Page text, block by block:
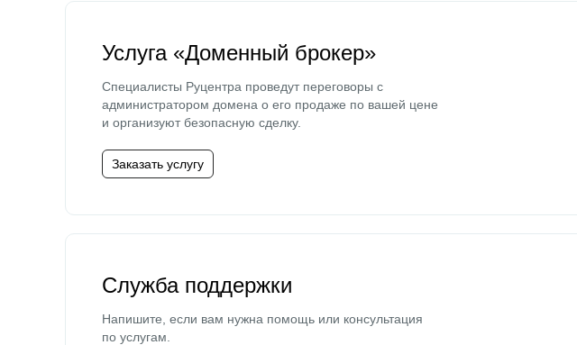
Услуга «Доменный брокер»
Специалисты Руцентра проведут переговоры с
администратором домена о его продаже по вашей цене
и организуют безопасную сделку.
Заказать услугу
Служба поддержки
Напишите, если вам нужна помощь или консультация
по услугам.